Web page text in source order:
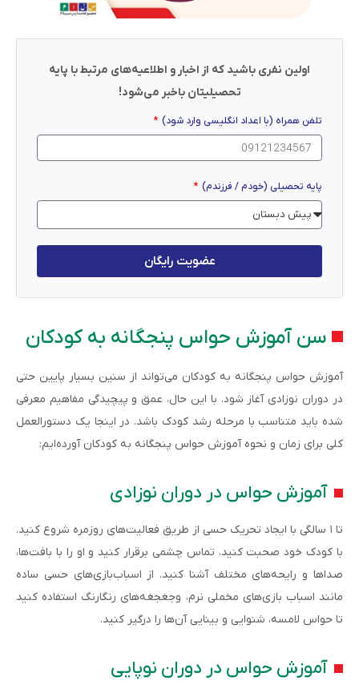
اولین نفری باشید که از اخبار و اطلاعیه‌های مرتبط با پایه
تحصیلیتان باخبر می‌شود!
تلفن همراه (با اعداد انگلیسی وارد شود)
پایه تحصیلی (خودم / فرزندم)
عضویت رایگان
سن آموزش حواس پنجگانه به کودکان
آموزش حواس پنجگانه به کودکان می‌تواند از سنین بسیار پایین حتی
در دوران نوزادی آغاز شود. با این حال، عمق و پیچیدگی مفاهیم معرفی
شده باید متناسب با مرحله رشد کودک باشد. در اینجا یک دستورالعمل
کلی برای زمان و نحوه آموزش حواس پنجگانه به کودکان آورده‌ایم:
آموزش حواس در دوران نوزادی
تا ۱ سالگی با ایجاد تحریک حسی از طریق فعالیت‌های روزمره شروع کنید.
با کودک خود صحبت کنید، تماس چشمی برقرار کنید و او را با بافت‌ها،
صداها و رایحه‌های مختلف آشنا کنید. از اسباب‌بازی‌های حسی ساده
مانند اسباب بازی‌های مخملی نرم، وجغجغه‌های رنگارنگ استفاده کنید
تا حواس لامسه، شنوایی و بینایی آن‌ها را درگیر کنید.
آموزش حواس در دوران نوپایی